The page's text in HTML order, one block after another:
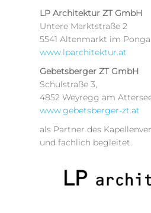
LP Architektur ZT GmbH
Untere Marktstraße 2
5541 Altenmarkt im
www.lparchitektur.at
Gebetsberger ZT GmbH
Schulstraße 3,
4852 Weyregg am
www.gebetsberger-zt.at
als Partner des
und fachlich begleitet.